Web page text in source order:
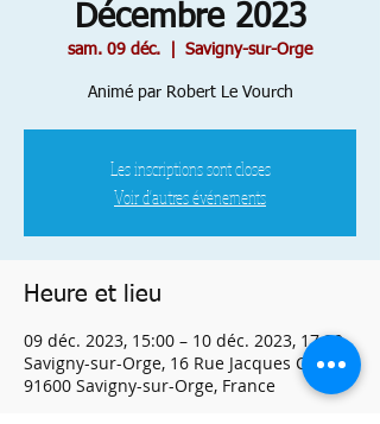
Décembre 2023
sam. 09 déc. Savigny-sur-Orge
Animé par Robert Le Vourch
Les inscriptions sont closes
Voir d'autres événements
Heure et lieu
09 déc. 2023, 15:00 – 10 déc. 2023, 17:30
Savigny-sur-Orge, 16 Rue Jacques Cœur,
91600 Savigny-sur-Orge, France